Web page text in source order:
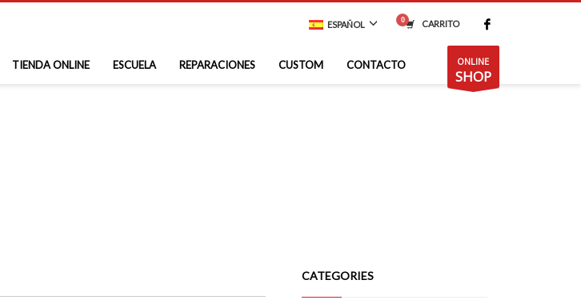
ESPAÑOL CARRITO
TIENDA ONLINE ESCUELA REPARACIONES CUSTOM CONTACTO ONLINE
SHOP
CATEGORIES